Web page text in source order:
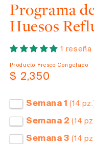
Programa
Huesos
1 reseña
Producto Fresco Congelado
Precio
$ 2,350
Semana 1(14
Semana 2(14
Semana 3(14